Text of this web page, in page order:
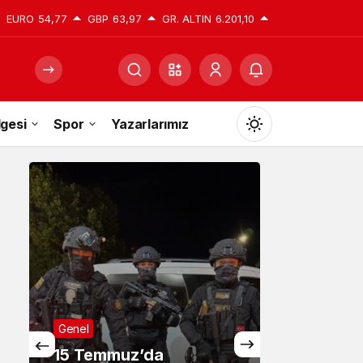
EURO 54,77 GBP 63,97 GR. ALTIN 6.201,10
Spor Yazarlarımız
Mod
değiştir
Gündüz Modu
Gündüz modunu seçin.
Gece Modu
Gece modunu seçin.